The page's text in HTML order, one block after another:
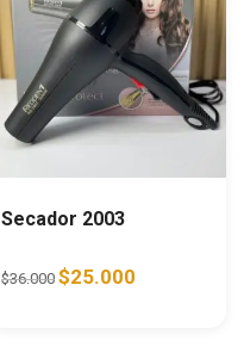
Secador 2003
$36.000 Original price was:
$25.000